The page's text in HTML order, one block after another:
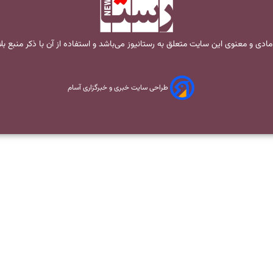
و معنوی این سایت متعلق به رستانیوز می‌باشد و استفاده از آن با ذکر منبع
طراحی سایت خبری و خبرگزاری آسام